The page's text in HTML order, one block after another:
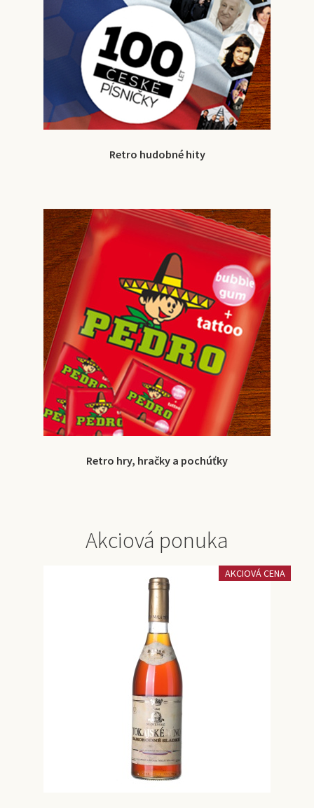
Retro hudobné hity
Retro hry, hračky a pochúťky
Akciová ponuka
AKCIOVÁ CENA